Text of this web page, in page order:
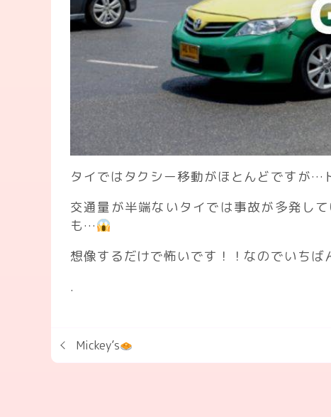
タイではタクシー移動がほとんどですが…
交通量が半端ないタイでは事故が多発し
も…
想像するだけで怖いです！！なのでいち
.
Mickey’s